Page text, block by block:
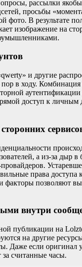
рассылки
просьбы
фото. В результате
изображение на
и другие
в ходу.
доступ к личным
а из-за дыр в
права доступа
факторы позволяют
внутри
публикации на
на другие
Даже если оригинал
за считанные часы.